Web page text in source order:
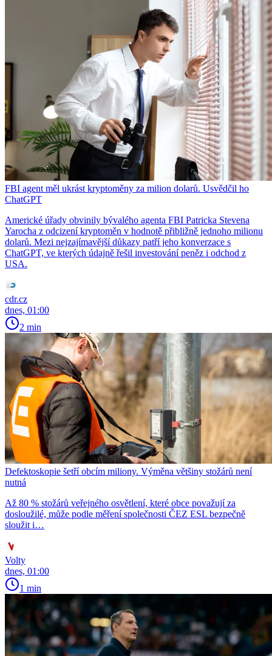
FBI agent měl ukrást kryptoměny za milion dolarů. Usvědčil ho
ChatGPT
Americké úřady obvinily bývalého agenta FBI Patricka Stevena
Yarocha z odcizení kryptoměn v hodnotě přibližně jednoho milionu
dolarů. Mezi nejzajímavější důkazy patří jeho konverzace s
ChatGPT, ve kterých údajně řešil investování peněz i odchod z
USA.
cdr.cz
dnes, 01:00
2 min
Defektoskopie šetří obcím miliony. Výměna většiny stožárů není
nutná
Až 80 % stožárů veřejného osvětlení, které obce považují za
dosloužilé, může podle měření společnosti ČEZ ESL bezpečně
sloužit i…
Volty
dnes, 01:00
1 min